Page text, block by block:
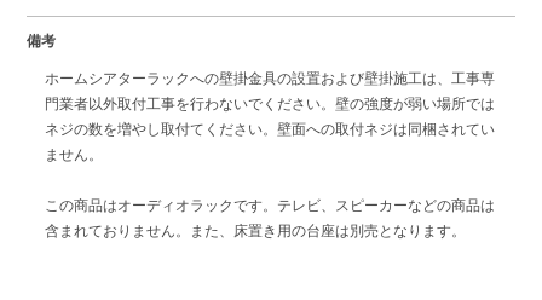
備考
ホームシアターラックへの壁掛金具の設置および壁掛施工は、工事専
門業者以外取付工事を行わないでください。壁の強度が弱い場所では
ネジの数を増やし取付てください。壁面への取付ネジは同梱されてい
ません。
この商品はオーディオラックです。テレビ、スピーカーなどの商品は
含まれておりません。また、床置き用の台座は別売となります。